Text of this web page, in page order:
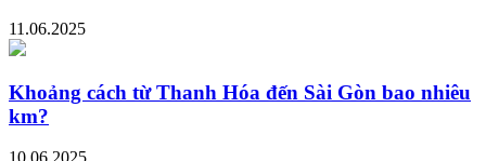
11.06.2025
Khoảng cách từ Thanh Hóa đến Sài Gòn bao nhiêu
km?